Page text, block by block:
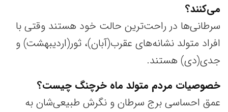
می‌کنند؟
سرطانی‌ها در راحت‌ترین حالت خود هستند وقتی با
افراد متولد نشانه‌های عقرب(آبان)، ثور(اردیبهشت) و
جدی(دی) هستند.
خصوصیات مردم متولد ماه خرچنگ چیست؟
عمق احساسی برج سرطان و نگرش طبیعی‌شان به